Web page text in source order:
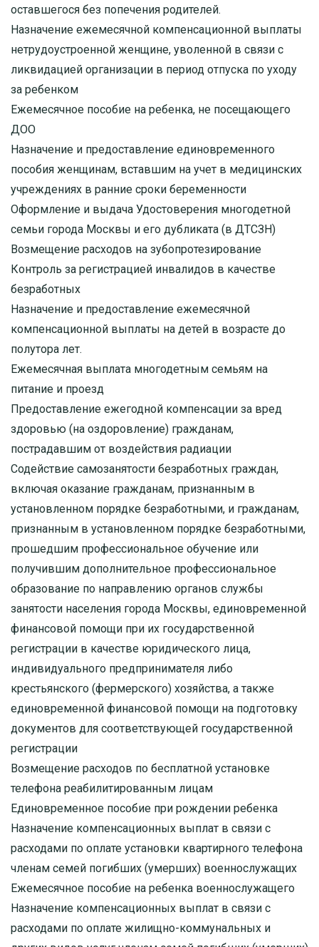
оставшегося без попечения родителей.
Назначение ежемесячной компенсационной выплаты
нетрудоустроенной женщине, уволенной в связи с
ликвидацией организации в период отпуска по уходу
за ребенком
Ежемесячное пособие на ребенка, не посещающего
ДОО
Назначение и предоставление единовременного
пособия женщинам, вставшим на учет в медицинских
учреждениях в ранние сроки беременности
Оформление и выдача Удостоверения многодетной
семьи города Москвы и его дубликата (в ДТСЗН)
Возмещение расходов на зубопротезирование
Контроль за регистрацией инвалидов в качестве
безработных
Назначение и предоставление ежемесячной
компенсационной выплаты на детей в возрасте до
полутора лет.
Ежемесячная выплата многодетным семьям на
питание и проезд
Предоставление ежегодной компенсации за вред
здоровью (на оздоровление) гражданам,
пострадавшим от воздействия радиации
Содействие самозанятости безработных граждан,
включая оказание гражданам, признанным в
установленном порядке безработными, и гражданам,
признанным в установленном порядке безработными,
прошедшим профессиональное обучение или
получившим дополнительное профессиональное
образование по направлению органов службы
занятости населения города Москвы, единовременной
финансовой помощи при их государственной
регистрации в качестве юридического лица,
индивидуального предпринимателя либо
крестьянского (фермерского) хозяйства, а также
единовременной финансовой помощи на подготовку
документов для соответствующей государственной
регистрации
Возмещение расходов по бесплатной установке
телефона реабилитированным лицам
Единовременное пособие при рождении ребенка
Назначение компенсационных выплат в связи с
расходами по оплате установки квартирного телефона
членам семей погибших (умерших) военнослужащих
Ежемесячное пособие на ребенка военнослужащего
Назначение компенсационных выплат в связи с
расходами по оплате жилищно-коммунальных и